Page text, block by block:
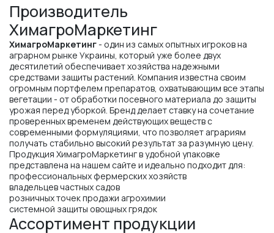
Производитель
ХимагроМаркетинг
ХимагроМаркетинг- один из самых опытных игроков на
аграрном рынке Украины, который уже более двух
десятилетий обеспечивает хозяйства надежными
средствами защиты растений. Компания известна своим
огромным портфелем препаратов, охватывающим все этапы
вегетации - от обработки посевного материала до защиты
урожая перед уборкой. Бренд делает ставку на сочетание
проверенных временем действующих веществ с
современными формуляциями, что позволяет аграриям
получать стабильно высокий результат за разумную цену.
Продукция ХимагроМаркетинг в удобной упаковке
представлена на нашем сайте и идеально подходит для:
профессиональных фермерских хозяйств
владельцев частных садов
розничных точек продажи агрохимии
системной защиты овощных грядок
Ассортимент продукции